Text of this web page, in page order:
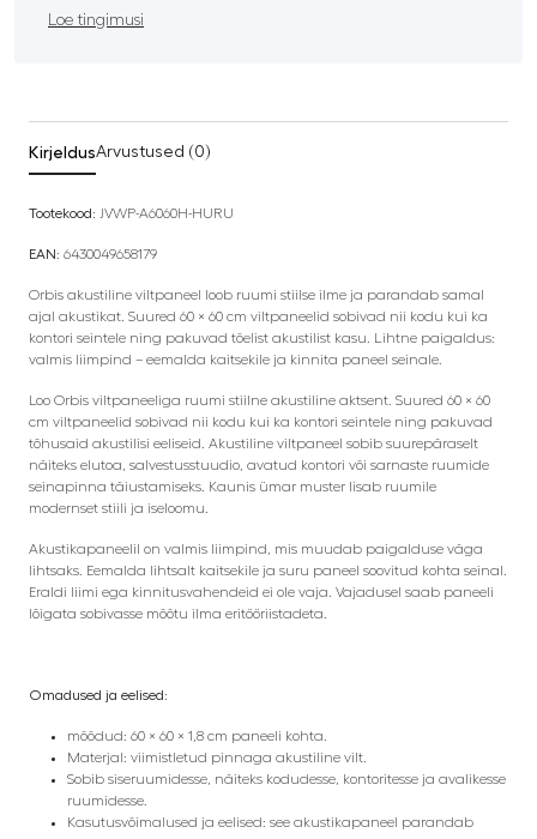
Loe tingimusi
KirjeldusArvustused (0)
Tootekood: JVWP-A6060H-HURU
EAN: 6430049658179
Orbis akustiline viltpaneel loob ruumi stiilse ilme ja parandab samal
ajal akustikat. Suured 60 × 60 cm viltpaneelid sobivad nii kodu kui ka
kontori seintele ning pakuvad tõelist akustilist kasu. Lihtne paigaldus:
valmis liimpind – eemalda kaitsekile ja kinnita paneel seinale.
Loo Orbis viltpaneeliga ruumi stiilne akustiline aktsent. Suured 60 × 60
cm viltpaneelid sobivad nii kodu kui ka kontori seintele ning pakuvad
tõhusaid akustilisi eeliseid. Akustiline viltpaneel sobib suurepäraselt
näiteks elutoa, salvestusstuudio, avatud kontori või sarnaste ruumide
seinapinna täiustamiseks. Kaunis ümar muster lisab ruumile
modernset stiili ja iseloomu.
Akustikapaneelil on valmis liimpind, mis muudab paigalduse väga
lihtsaks. Eemalda lihtsalt kaitsekile ja suru paneel soovitud kohta seinal.
Eraldi liimi ega kinnitusvahendeid ei ole vaja. Vajadusel saab paneeli
lõigata sobivasse mõõtu ilma eritööriistadeta.
Omadused ja eelised:
mõõdud: 60 × 60 × 1,8 cm paneeli kohta.
Materjal: viimistletud pinnaga akustiline vilt.
Sobib siseruumidesse, näiteks kodudesse, kontoritesse ja avalikesse
ruumidesse.
Kasutusvõimalused ja eelised: see akustikapaneel parandab